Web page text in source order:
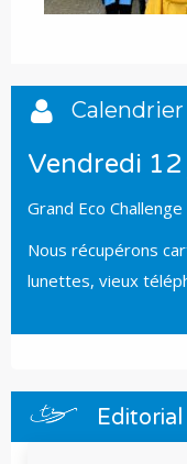
Calendrier
Vendredi
Grand Eco Challenge
Nous récupérons
lunettes, vieux
Editorial